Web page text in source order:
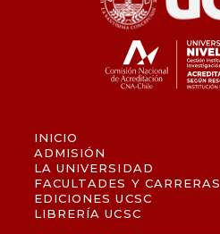
INICIO
ADMISIÓN
LA UNIVERSIDAD
FACULTADES Y CARRERAS
EDICIONES UCSC
LIBRERÍA UCSC